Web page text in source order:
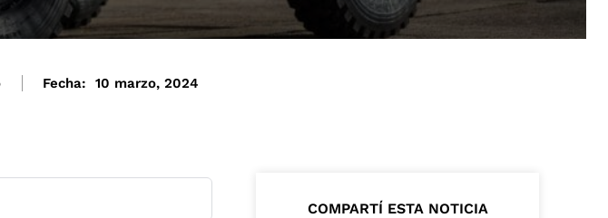
Fecha: 10 marzo, 2024
COMPARTÍ ESTA NOTICIA